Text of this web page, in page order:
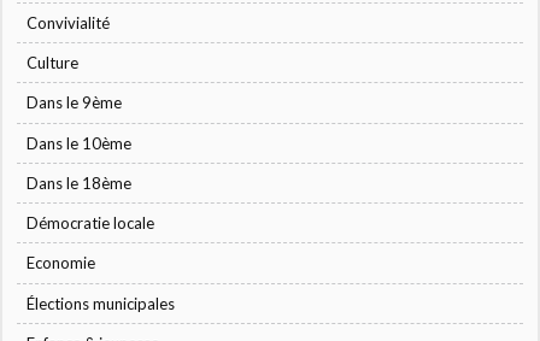
Convivialité
Culture
Dans le 9ème
Dans le 10ème
Dans le 18ème
Démocratie locale
Economie
Élections municipales